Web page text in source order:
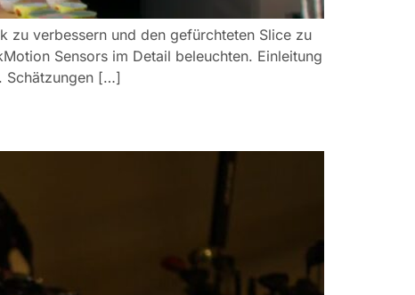
zu verbessern und den gefürchteten Slice zu
Sensors im Detail beleuchten. Einleitung
Schätzungen […]